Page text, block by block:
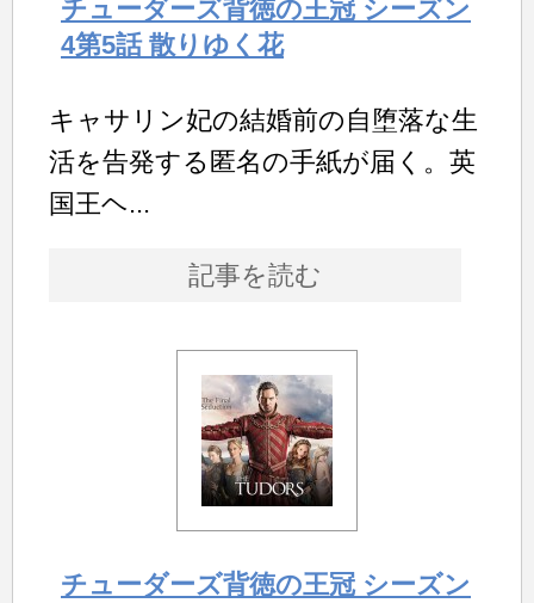
チューダーズ背徳の王冠 シーズン
4第5話 散りゆく花
キャサリン妃の結婚前の自堕落な生
活を告発する匿名の手紙が届く。英
国王ヘ...
記事を読む
チューダーズ背徳の王冠 シーズン